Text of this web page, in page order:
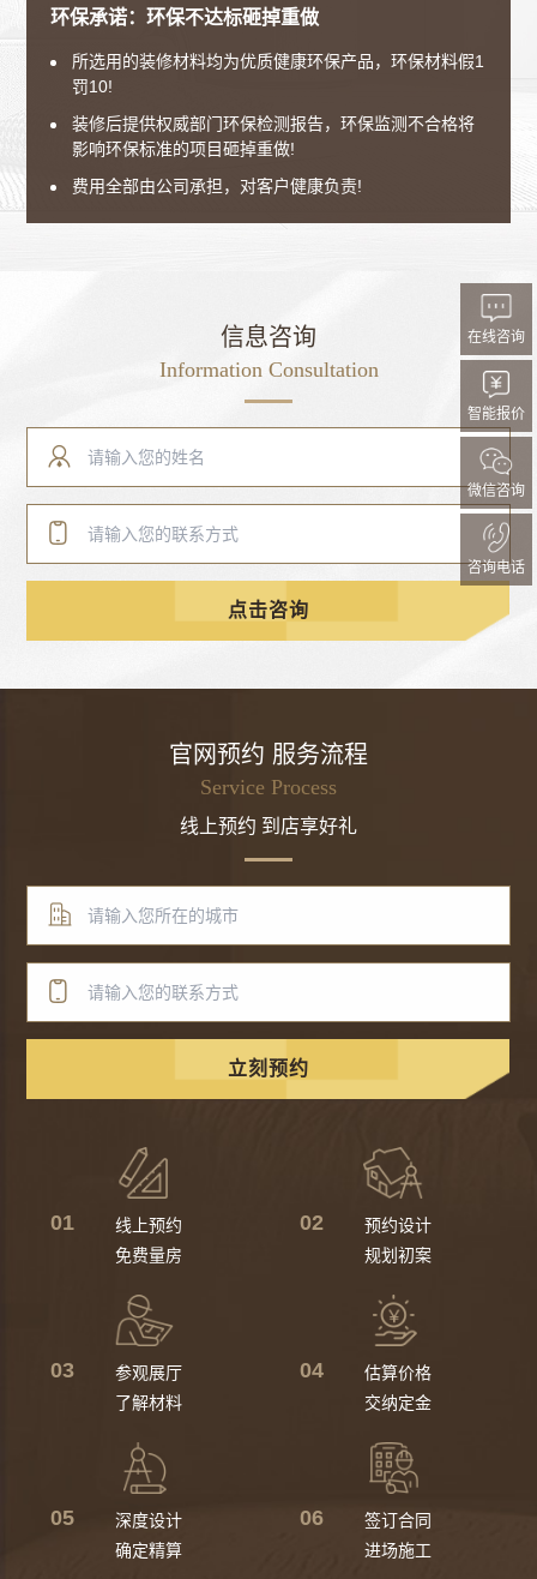
在线咨询
智能报价
微信咨询
咨询电话
环保承诺：环保不达标砸掉重做
所选用的装修材料均为优质健康环保产品，环保材料假1
罚10!
装修后提供权威部门环保检测报告，环保监测不合格将
影响环保标准的项目砸掉重做!
费用全部由公司承担，对客户健康负责!
材料正品承诺：不合格双倍赔偿、假一罚三
材料品质从源头把控，全流程监管，无以次充好，无假
冒伪劣。
材料不合格双倍赔偿、假一罚三。
设计放心承诺：4人团队服务、效果做到满意为止
向客户提供设计主管、主案设计师、软装设计师、深化
设计4人团队设计服务。
从经验、能力上把控到位，原创设计紧跟家居流行趋
势。
设计方案效果做到满意为止。
价格放心承诺：无隐形消费、预算=结算
在客户确认装修图纸、造价、项目、数量、款式的情况
下，预算=结算。
不恶意增项，做到0加价，杜绝消费陷阱。
尊享半年报价服务，避免涨价风险！
工程品质承诺：质量不达标、砸掉重做
从工人到总经理，执行8级施工管控，
严控每一个岗位、每一道工序、细节确保质量万无一
失。
如有装修项目不达标，砸掉重做，费用由公司承担!
信息咨询
Information Consultation
点击咨询
官网预约 服务流程
Service Process
线上预约 到店享好礼
立刻预约
01
线上预约
免费量房
02
预约设计
规划初案
03
参观展厅
了解材料
04
估算价格
交纳定金
05
深度设计
确定精算
06
签订合同
进场施工